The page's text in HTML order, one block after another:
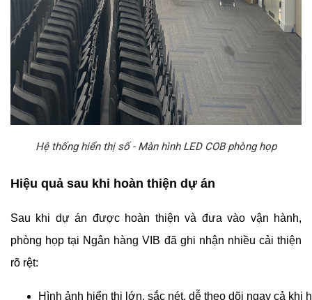
Hệ thống hiển thị số - Màn hình LED COB phòng họp
Hiệu quả sau khi hoàn thiện dự án
Sau khi dự án được hoàn thiện và đưa vào vận hành,
phòng họp tại Ngân hàng VIB đã ghi nhận nhiều cải thiện
rõ rệt:
Hình ảnh hiển thị lớn, sắc nét, dễ theo dõi ngay cả khi